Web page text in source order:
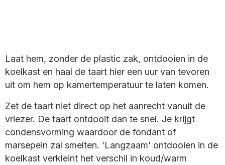
Laat hem, zonder de plastic zak, ontdooien in de
koelkast en haal de taart hier een uur van tevoren
uit om hem op kamertemperatuur te laten komen.
Zet de taart niet direct op het aanrecht vanuit de
vriezer. De taart ontdooit dan te snel. Je krijgt
condensvorming waardoor de fondant of
marsepein zal smelten. ‘Langzaam’ ontdooien in de
koelkast verkleint het verschil in koud/warm